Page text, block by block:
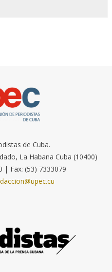
de Cuba.
La Habana Cuba (10400)
| Fax: (53) 7333079